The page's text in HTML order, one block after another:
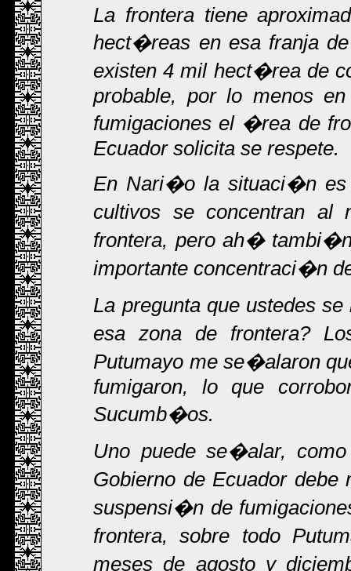
La frontera tiene
hect�reas en esa franja
existen 4 mil hect�rea de
probable, por lo menos
fumigaciones el �rea de
Ecuador solicita se respete.
En Nari�o la situaci�n es
cultivos se concentran
frontera, pero ah�
importante concentraci�n
La pregunta que ustedes
esa zona de frontera?
Putumayo me se�alaron
fumigaron, lo que
Sucumb�os.
Uno puede se�alar,
Gobierno de Ecuador
suspensi�n de
frontera, sobre todo
meses de agosto y